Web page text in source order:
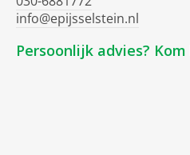
info@epijsselstein.nl
Persoonlijk advies? Kom